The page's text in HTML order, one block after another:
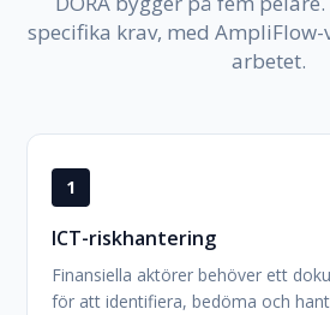
specifika krav, med
arbetet.
1
ICT-riskhantering
Finansiella aktörer behöver ett
för att identifiera, bedöma och